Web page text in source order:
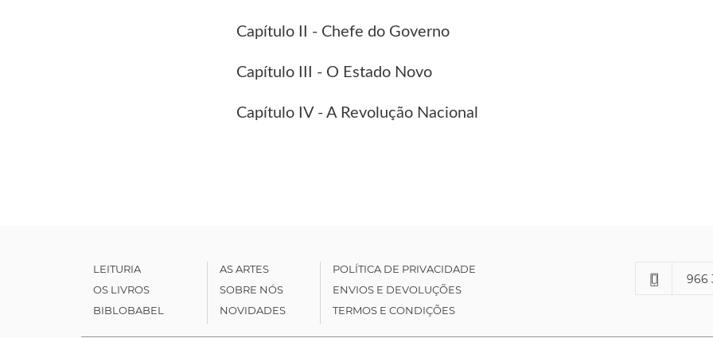
Capítulo II - Chefe do Governo
Capítulo III - O Estado Novo
Capítulo IV - A Revolução Nacional
LEITURIA
OS LIVROS
BIBLOBABEL
AS ARTES
SOBRE NÓS
NOVIDADES
POLÍTICA DE PRIVACIDADE
ENVIOS E DEVOLUÇÕES
TERMOS E CONDIÇÕES
966